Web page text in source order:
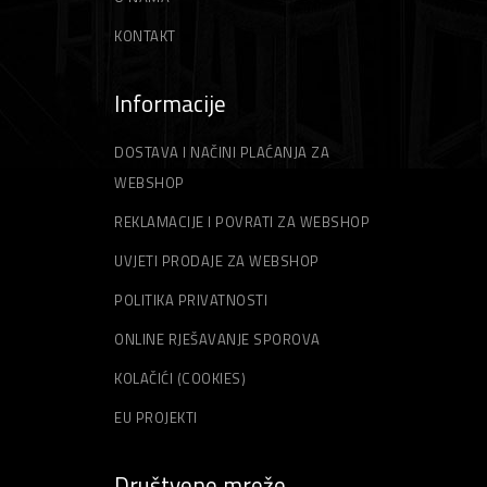
KONTAKT
Informacije
DOSTAVA I NAČINI PLAĆANJA ZA
WEBSHOP
REKLAMACIJE I POVRATI ZA WEBSHOP
UVJETI PRODAJE ZA WEBSHOP
POLITIKA PRIVATNOSTI
ONLINE RJEŠAVANJE SPOROVA
KOLAČIĆI (COOKIES)
EU PROJEKTI